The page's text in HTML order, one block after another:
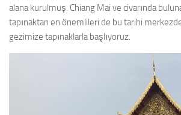
alana kurulmuş. Chiang Mai ve civarında
tapınaktan en önemlileri de bu tarihi
gezimize tapınaklarla başlıyoruz.